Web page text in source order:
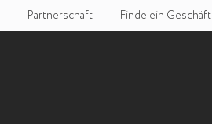
Partnerschaft Finde ein Geschäft